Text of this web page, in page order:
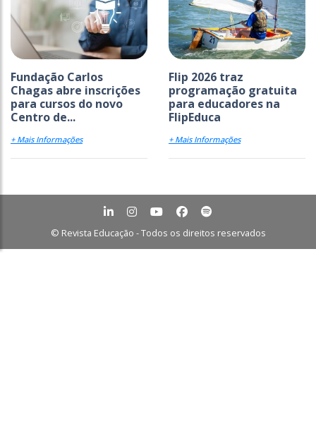
Fundação Carlos
Chagas abre inscrições
para cursos do novo
Centro de...
+ Mais Informações
Flip 2026 traz
programação gratuita
para educadores na
FlipEduca
+ Mais Informações
© Revista Educação - Todos os direitos reservados